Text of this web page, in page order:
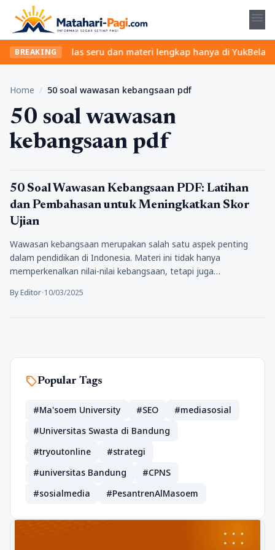
menu
BREAKINGkelas seru dan materi lengkap hanya di
Home / 50 soal wawasan kebangsaan pdf
50 soal wawasan
kebangsaan pdf
Pendidikan
50 Soal Wawasan Kebangsaan PDF: Latihan
dan Pembahasan untuk Meningkatkan Skor
Ujian
Wawasan kebangsaan merupakan salah satu aspek penting
dalam pendidikan di Indonesia. Materi ini tidak hanya
memperkenalkan nilai-nilai kebangsaan, tetapi juga…
By Editor•10/03/2025
sellPopular Tags
#Ma'soem University #SEO
#mediasosial
#Universitas Swasta di Bandung
#tryoutonline
#strategi
#universitas Bandung
#CPNS
#sosialmedia
#PesantrenAlMasoem